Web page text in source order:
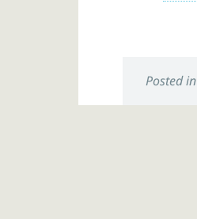
Posted in